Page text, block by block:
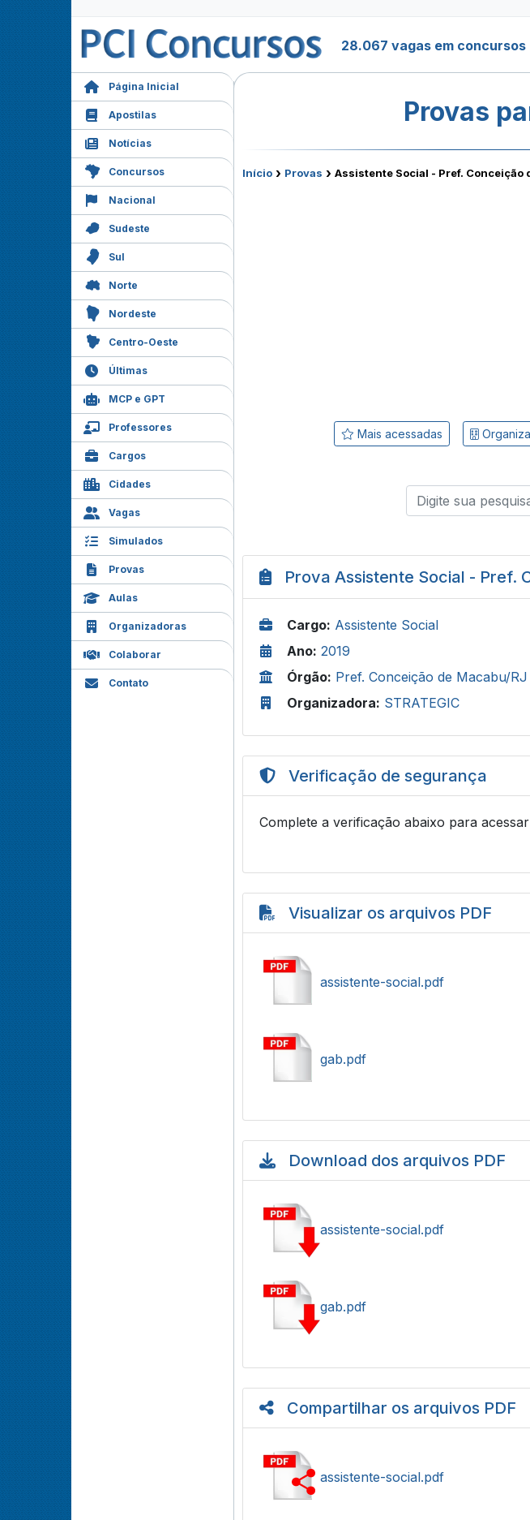
28.067 vagas em concursos
Página Inicial
Apostilas
Notícias
Concursos
Nacional
Sudeste
Sul
Norte
Nordeste
Centro-Oeste
Últimas
MCP e GPT
Professores
Cargos
Cidades
Vagas
Simulados
Provas
Aulas
Organizadoras
Colaborar
Contato
Provas
Início › Provas › Assistente Social - Pref. Conceição
Mais acessadas
Prova Assistente Social - Pref.
Cargo: Assistente Social
Ano: 2019
Órgão: Pref. Conceição de Macabu/RJ
Organizadora: STRATEGIC
Verificação de segurança
Complete a verificação abaixo para
Visualizar os arquivos PDF
assistente-social.pdf
gab.pdf
Download dos arquivos PDF
assistente-social.pdf
gab.pdf
Compartilhar os arquivos PDF
assistente-social.pdf